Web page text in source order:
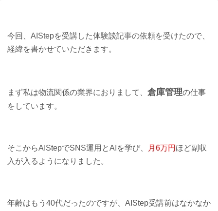
今回、AIStepを受講した体験談記事の依頼を受けたので、
経緯を書かせていただきます。
まず私は物流関係の業界におりまして、 倉庫管理の仕事
をしています。
そこからAIStepでSNS運用とAIを学び、 月6万円 ほど副収
入が入るようになりました。
年齢はもう40代だったのですが、AIStep受講前はなかなか